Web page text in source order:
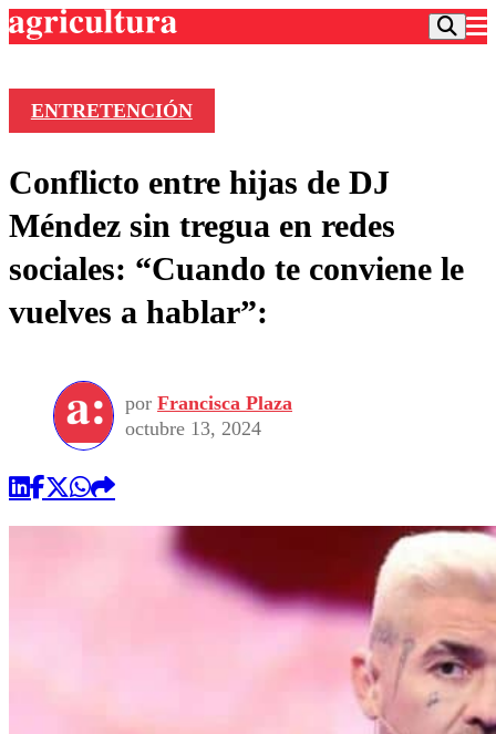
Frecuencias
Agricultura TV
Deportes
Colo Colo
Motor
Torneo Internacional
Torneo Nacional
Entretención
Noticias
Internacional
Nacional
Vida Social
Programas
Comercial
ENTRETENCIÓN
Conflicto entre hijas de DJ
Méndez sin tregua en redes
sociales: “Cuando te conviene le
vuelves a hablar”:
por Francisca Plaza
octubre 13, 2024